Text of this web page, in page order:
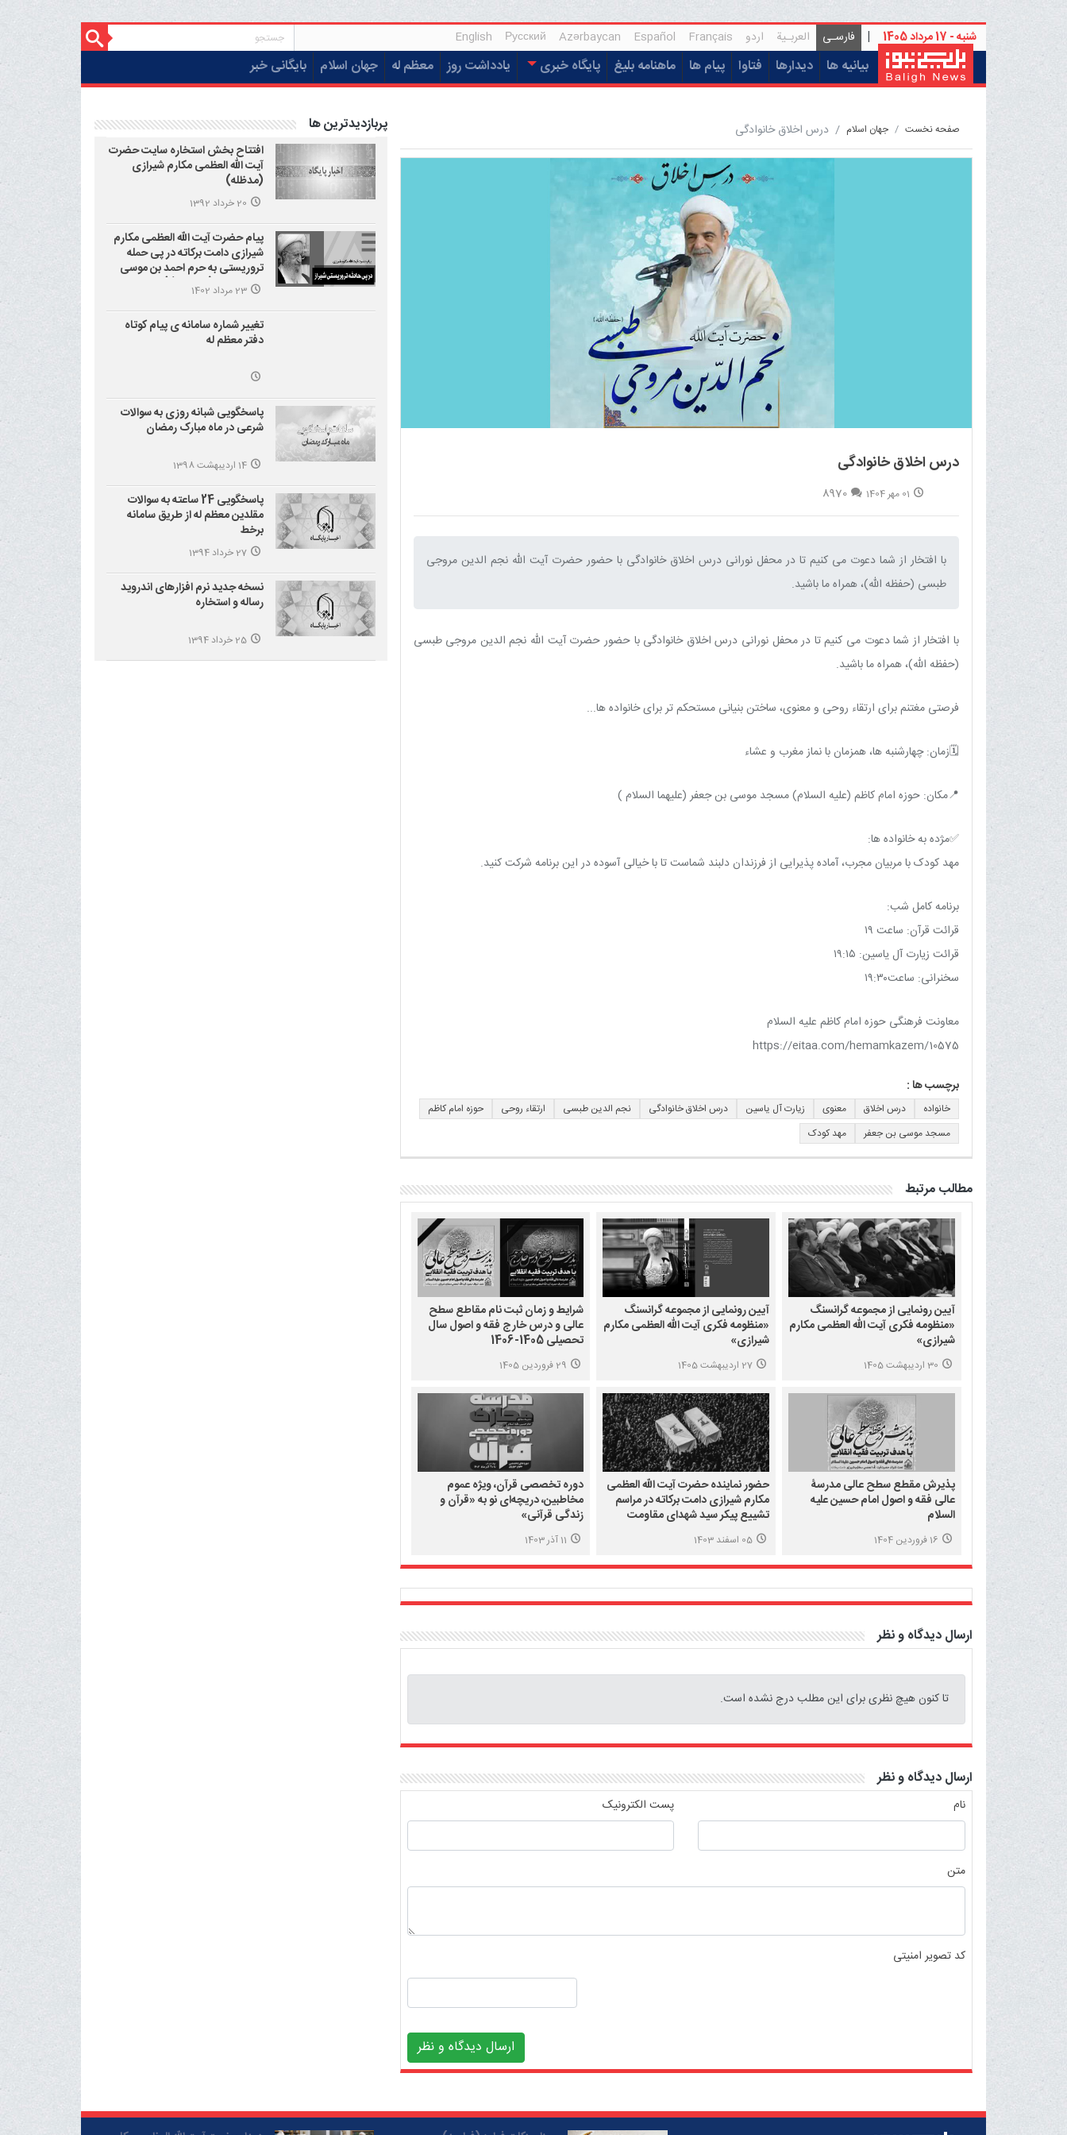
شنبه - 17 مرداد 1405 | فارسـی العربـیة اردو Français
Español
Azərbaycan
Русский
English
بیانیه ها دیدارها فتاوا پیام ها ماهنامه بلیغ پایگاه خبری یادداشت روز معظم له جهان اسلام بایگانی خبر
صفحه نخست جهان اسلام درس اخلاق خانوادگی
درس اخلاق خانوادگی
01 مهر 1404 8970
با افتخار از شما دعوت می کنیم تا در محفل نورانی درس اخلاق خانوادگی با حضور حضرت آیت الله نجم الدین مروجی
طبسی (حفظه الله)، همراه ما باشید.‌
با افتخار از شما دعوت می کنیم تا در محفل نورانی درس اخلاق خانوادگی با حضور حضرت آیت الله نجم الدین مروجی طبسی
(حفظه الله)، همراه ما باشید.
فرصتی مغتنم برای ارتقاء روحی و معنوی، ساختن بنیانی مستحکم تر برای خانواده ها...
🗓زمان: چهارشنبه ها، همزمان با نماز مغرب و عشاء
📍مکان: حوزه امام کاظم (علیه السلام) مسجد موسی بن جعفر (علیهما السلام )
✅مژده به خانواده ها:
مهد کودک با مربیان مجرب، آماده پذیرایی از فرزندان دلبند شماست تا با خیالی آسوده در این برنامه شرکت کنید.
برنامه کامل شب:
قرائت قرآن: ساعت ۱۹
قرائت زیارت آل یاسین: ۱۹:۱۵
سخنرانی: ساعت۱۹:۳۰
معاونت فرهنگی حوزه امام کاظم علیه السلام
https://eitaa.com/hemamkazem/10575
برچسب ها :
خانواده درس اخلاق معنوی زیارت آل یاسین درس اخلاق خانوادگی نجم الدین طبسی ارتقاء روحی
حوزه امام کاظم
مسجد موسی بن جعفر
مهد کودک
مطالب مرتبط
آیین رونمایی از مجموعه گرانسنگ
«منظومه فکری آیت الله العظمی مکارم
شیرازی»
30 اردیبهشت 1405
آیین رونمایی از مجموعه گرانسنگ
«منظومه فکری آیت الله العظمی مکارم
شیرازی»
27 اردیبهشت 1405
شرایط و زمان ثبت نام مقاطع سطح
عالی و درس خارج فقه و اصول سال
تحصیلی 1405-1406
29 فروردین 1405
پذیرش مقطع سطح عالی مدرسۀ
عالی فقه و اصول امام حسین علیه
السلام
16 فروردین 1404
حضور نماینده حضرت آیت الله العظمی
مکارم شیرازی دامت برکاته در مراسم
تشییع پیکر سید شهدای مقاومت
05 اسفند 1403
دوره تخصصی قرآن، ویژه عموم
مخاطبین، دریچه‌ای نو به «قرآن و
زندگی قرآنی»
11 آذر 1403
ارسال دیدگاه و نظر
تا کنون هیچ نظری برای این مطلب درج نشده است.
ارسال دیدگاه و نظر
نام پست الکترونیک
متن
کد تصویر امنیتی
ارسال دیدگاه و نظر
پربازدیدترین ها
افتتاح بخش استخاره سایت حضرت
آیت الله العظمی مکارم شیرازی
(مدظله)
20 خرداد 1392
پیام حضرت آیت الله العظمی مکارم
شیرازی دامت برکاته در پی حمله
تروریستی به حرم احمد بن موسی
علیه السلام (شاهچراغ)
23 مرداد 1402
تغییر شماره سامانه ی پیام کوتاه
دفتر معظم له
پاسخگویی شبانه روزی به سوالات
شرعی در ماه مبارک رمضان
14 اردیبهشت 1398
پاسخگویی 24 ساعته به سوالات
مقلدین معظم له از طریق سامانه
برخط
27 خرداد 1394
نسخه جدید نرم افزارهای اندروید
رساله و استخاره
25 خرداد 1394